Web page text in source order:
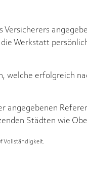
Werkstatt
welche erfolgreich
angegebenen
Städten wie
Vollständigkeit.